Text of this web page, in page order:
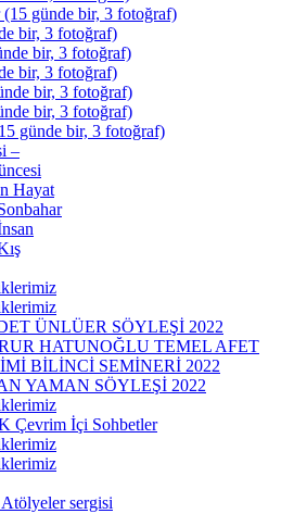
günde bir, 3 fotoğraf)
bir, 3 fotoğraf)
bir, 3 fotoğraf)
bir, 3 fotoğraf)
bir, 3 fotoğraf)
bir, 3 fotoğraf)
günde bir, 3 fotoğraf)
–
Hayat
ÜNLÜER SÖYLEŞİ 2022
HATUNOĞLU TEMEL AFET
BİLİNCİ SEMİNERİ 2022
YAMAN SÖYLEŞİ 2022
Çevrim İçi Sohbetler
sergisi